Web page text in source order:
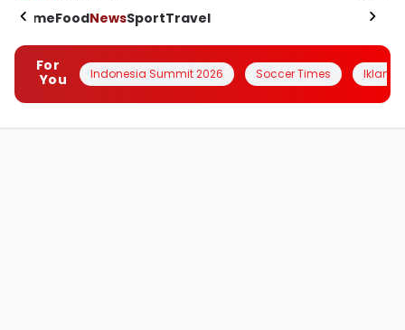
HomeFoodNewsSportTravel
For
You
Indonesia Summit 2026 Soccer Times Iklanin